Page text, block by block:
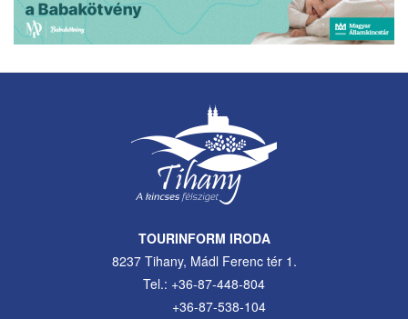
TOURINFORM IRODA
8237 Tihany, Mádl Ferenc tér 1.
Tel.: +36-87-448-804
+36-87-538-104